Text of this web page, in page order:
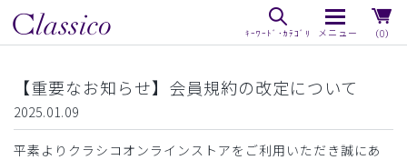
（0）
【重要なお知らせ】会員規約の改定について
2025.01.09
平素よりクラシコオンラインストアをご利用いただき誠にあ